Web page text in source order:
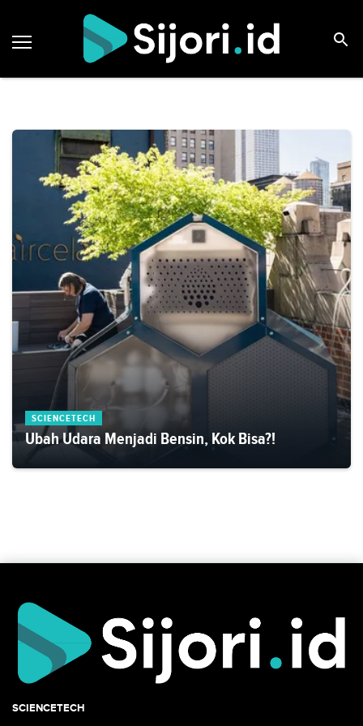
SCIENCETECH
Ubah Udara Menjadi Bensin, Kok Bisa?!
SCIENCETECH